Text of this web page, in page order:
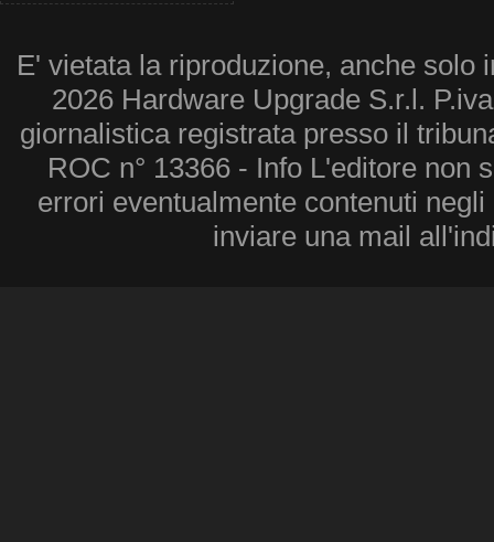
E' vietata la riproduzione, anche solo
2026 Hardware Upgrade S.r.l.
giornalistica registrata presso il
ROC n° 13366 - Info L'editore non
errori eventualmente contenuti
inviare una mail